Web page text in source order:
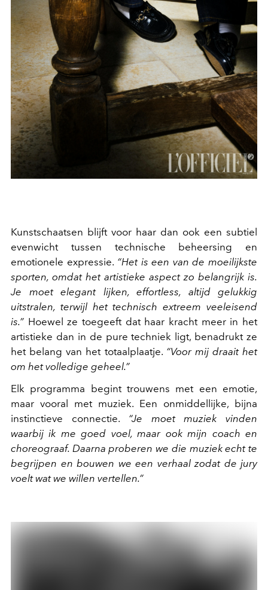
Kunstschaatsen blijft voor haar dan ook een subtiel
evenwicht tussen technische beheersing en
emotionele expressie. “Het is een van de moeilijkste
sporten, omdat het artistieke aspect zo belangrijk is.
Je moet elegant lijken, effortless, altijd gelukkig
uitstralen, terwijl het technisch extreem veeleisend
is.” Hoewel ze toegeeft dat haar kracht meer in het
artistieke dan in de pure techniek ligt, benadrukt ze
het belang van het totaalplaatje. “Voor mij draait het
om het volledige geheel.”
Elk programma begint trouwens met een emotie,
maar vooral met muziek. Een onmiddellijke, bijna
instinctieve connectie. “Je moet muziek vinden
waarbij ik me goed voel, maar ook mijn coach en
choreograaf. Daarna proberen we die muziek echt te
begrijpen en bouwen we een verhaal zodat de jury
voelt wat we willen vertellen.”